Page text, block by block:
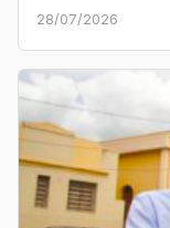
28/07/2026